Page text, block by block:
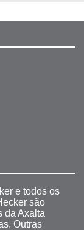
e todos os
são
da Axalta
Outras